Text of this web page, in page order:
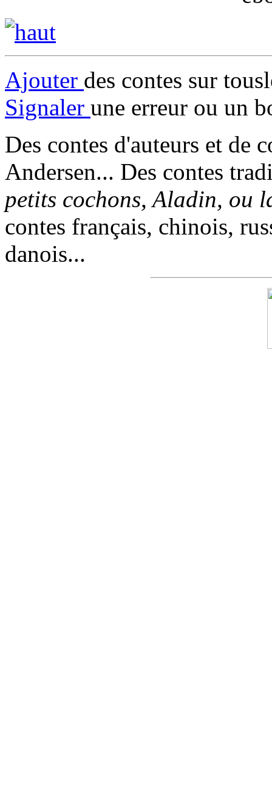
Ajouter des contes sur
Signaler une erreur ou un
Des contes d'auteurs et de
Andersen... Des contes
petits cochons, Aladin, ou
contes français, chinois,
danois...